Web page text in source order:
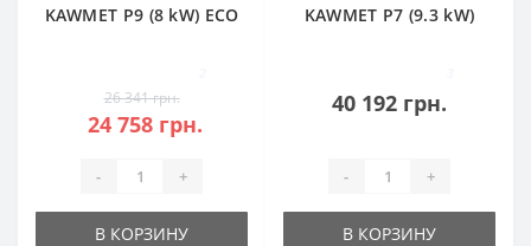
KAWMET P9 (8 kW) ECO
26 341 грн.
24 758 грн.
- +
В КОРЗИНУ
KAWMET P7 (9.3 kW)
40 192 грн.
- +
В КОРЗИНУ